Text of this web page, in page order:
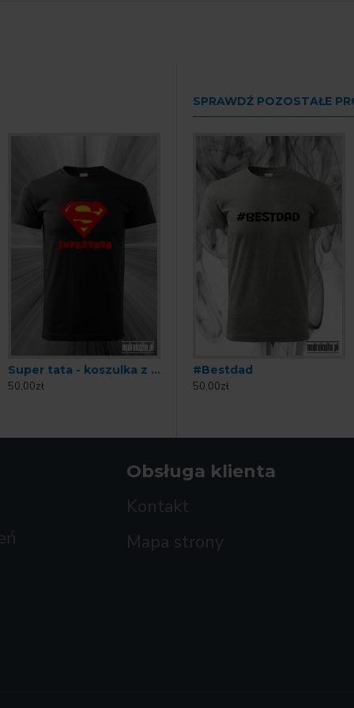
Super tata - koszulka z nadrukiem
50,00zł
SPRAWDŹ POZOSTAŁE
#Bestdad
50,00zł
Obsługa klienta
Kontakt
Mapa strony